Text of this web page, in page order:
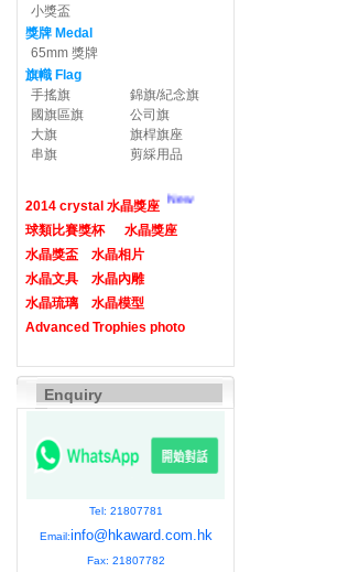
小獎盃
獎牌 Medal
65mm 獎牌
旗幟 Flag
手搖旗
錦旗/紀念旗
國旗區旗
公司旗
大旗
旗桿旗座
串旗
剪綵用品
2014 crystal 水晶獎座 New
球類比賽獎杯
水晶獎座
水晶獎盃
水晶相片
水晶文具
水晶內雕
水晶琉璃
水晶模型
Advanced Trophies photo
Enquiry
Tel: 21807781
Email:info@hkaward.com.hk
Fax: 21807782